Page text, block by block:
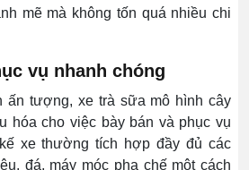
mẽ mà không tốn quá nhiều chi
vụ nhanh chóng
ấn tượng, xe trà sữa mô hình cây
hóa cho việc bày bán và phục vụ
xe thường tích hợp đầy đủ các
đá, máy móc pha chế một cách